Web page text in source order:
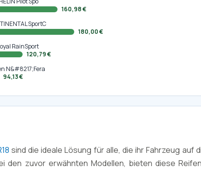
160,98 €
SportC
180,00 €
RainSport
120,79 €
N&#8217;Fera
94,13 €
sind die ideale Lösung für alle, die ihr Fahrzeug
den zuvor erwähnten Modellen, bieten diese